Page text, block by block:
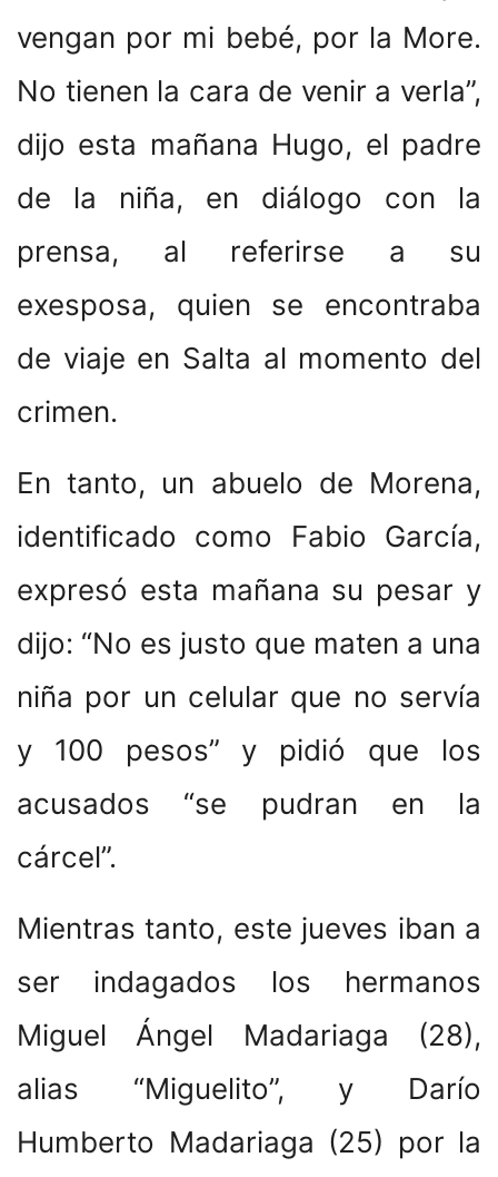
vengan por mi bebé, por la More.
No tienen la cara de venir a verla”,
dijo esta mañana Hugo, el padre
de la niña, en diálogo con la
prensa, al referirse a su
exesposa, quien se encontraba
de viaje en Salta al momento del
crimen.
En tanto, un abuelo de Morena,
identificado como Fabio García,
expresó esta mañana su pesar y
dijo: “No es justo que maten a una
niña por un celular que no servía
y 100 pesos” y pidió que los
acusados “se pudran en la
cárcel”.
Mientras tanto, este jueves iban a
ser indagados los hermanos
Miguel Ángel Madariaga (28),
alias “Miguelito”, y Darío
Humberto Madariaga (25) por la